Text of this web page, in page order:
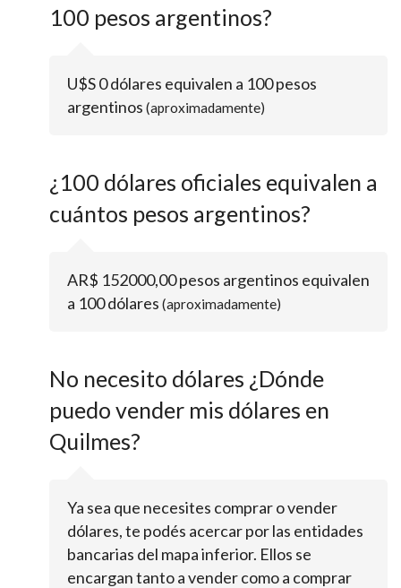
100 pesos argentinos?
U$S 0 dólares equivalen a 100 pesos
argentinos (aproximadamente)
¿100 dólares oficiales equivalen a
cuántos pesos argentinos?
AR$ 152000,00 pesos argentinos equivalen
a 100 dólares (aproximadamente)
No necesito dólares ¿Dónde
puedo vender mis dólares en
Quilmes?
Ya sea que necesites comprar o vender
dólares, te podés acercar por las entidades
bancarias del mapa inferior. Ellos se
encargan tanto a vender como a comprar